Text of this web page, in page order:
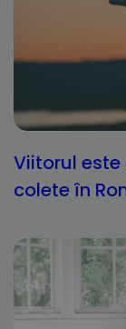
Viitorul
colete în